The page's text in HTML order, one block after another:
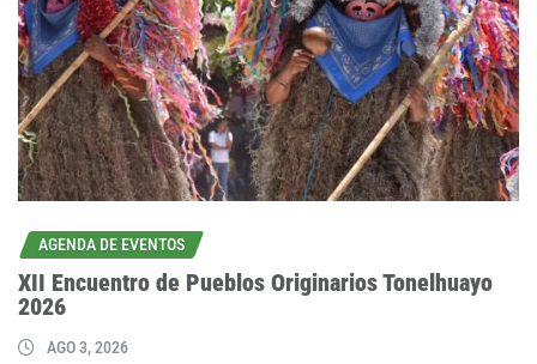
AGENDA DE EVENTOS
XII Encuentro de Pueblos Originarios Tonelhuayo
2026
AGO 3, 2026